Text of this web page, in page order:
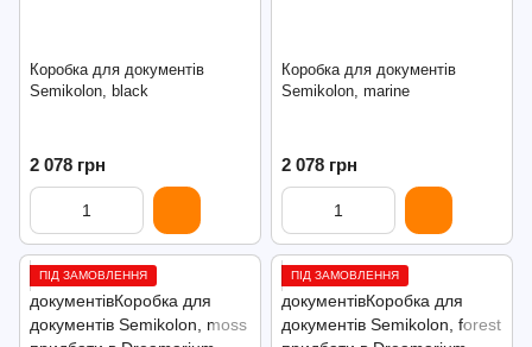
Коробка для документів
Semikolon, black
2 078 грн
Коробка для документів
Semikolon, marine
2 078 грн
ПІД ЗАМОВЛЕННЯ ПІД ЗАМОВЛЕННЯ